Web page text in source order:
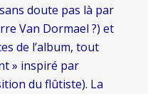
doute pas là par
Van Dormael ?) et
de l’album, tout
» inspiré par
du flûtiste). La